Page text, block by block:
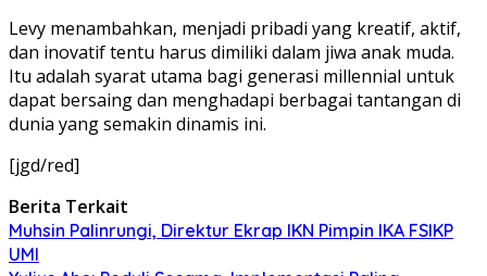
Levy menambahkan, menjadi pribadi yang kreatif, aktif,
dan inovatif tentu harus dimiliki dalam jiwa anak muda.
Itu adalah syarat utama bagi generasi millennial untuk
dapat bersaing dan menghadapi berbagai tantangan di
dunia yang semakin dinamis ini.
[jgd/red]
Berita Terkait
Muhsin Palinrungi, Direktur Ekrap IKN Pimpin IKA FSIKP
UMI